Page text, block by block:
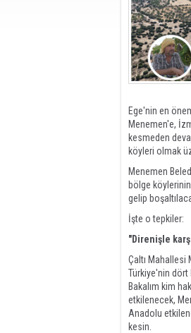
Ege'nin en
Menemen'e,
kesmeden
köyleri olmak
Menemen
bölge
gelip
İşte o tepkiler:
"Direnişle
Çaltı Mahallesi
Türkiye'nin dört
Bakalım kim
etkilenecek,
Anadolu
kesin.